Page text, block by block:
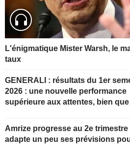
L'énigmatique Mister Warsh, le
taux
GENERALI : résultats du 1er semestre
2026 : une nouvelle performance
supérieure aux attentes, bien que
Amrize progresse au 2e trimestre
adapte un peu ses prévisions